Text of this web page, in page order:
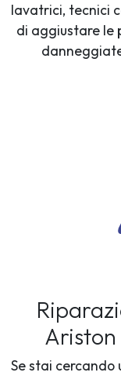
lavatrici, tecnici
di aggiustare le
Ariston
Se stai cercando